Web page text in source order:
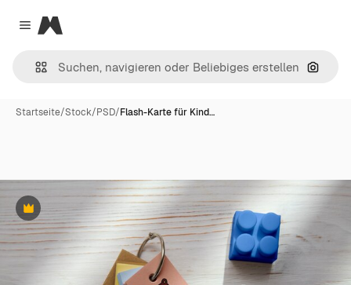
Close menu
Magnific
Nach
Startseite/Stock/PSD/Flash-Karte für Kind…
Premium